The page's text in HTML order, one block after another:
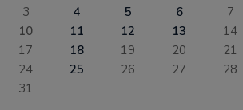
3
4 5 6 7
10
11 12 13 14
17
18 19 20 21
24
25 26 27 28
31